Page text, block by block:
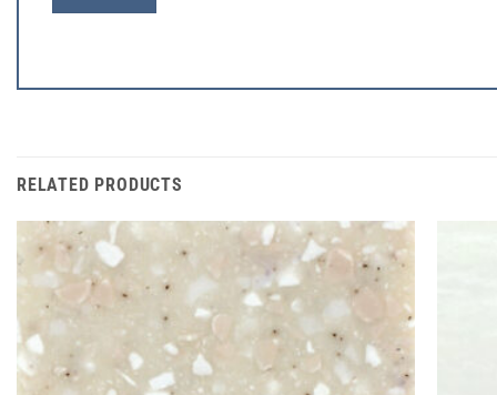
RELATED PRODUCTS